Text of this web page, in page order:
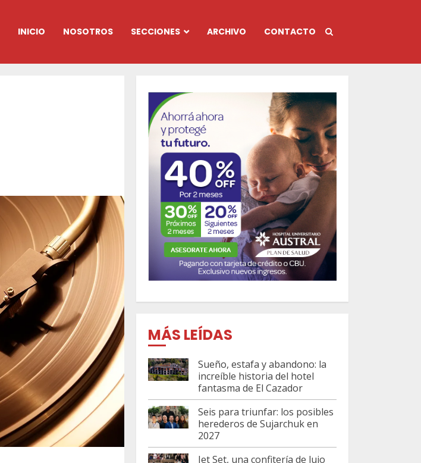
INICIO NOSOTROS SECCIONES ARCHIVO CONTACTO
MÁS LEÍDAS
Sueño, estafa y abandono: la
increíble historia del hotel
fantasma de El Cazador
Seis para triunfar: los posibles
herederos de Sujarchuk en
2027
Jet Set, una confitería de lujo